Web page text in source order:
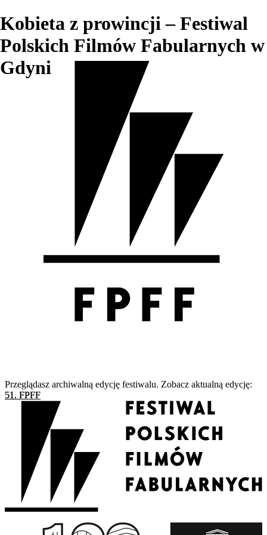
Kobieta z prowincji – Festiwal
Polskich Filmów Fabularnych w
Gdyni
Przeglądasz archiwalną edycję festiwalu. Zobacz aktualną edycję:
51. FPFF